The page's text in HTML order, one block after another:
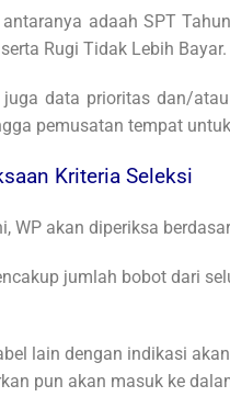
antaranya adaah SPT
Rugi Tidak Lebih Bayar.
juga data prioritas dan/
pemusatan tempat
Kriteria Seleksi
WP akan diperiksa
jumlah bobot dari
lain dengan indikasi
pun akan masuk ke